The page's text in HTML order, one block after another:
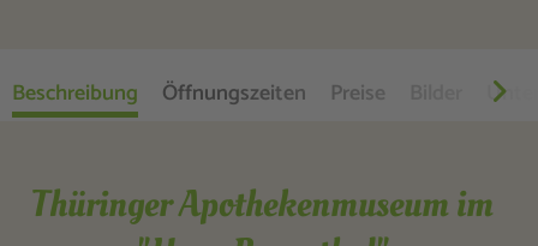
Beschreibung Öffnungszeiten Preise
Thüringer Apothekenmuseum im